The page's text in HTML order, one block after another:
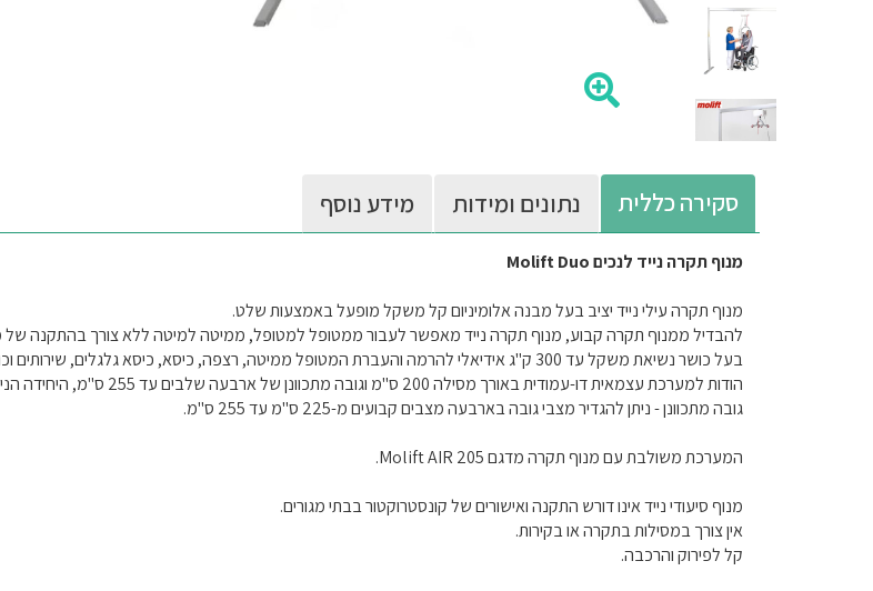
סקירה כללית נתונים ומידות מידע נוסף
מנוף תקרה נייד לנכים Molift Duo
מנוף תקרה עילי נייד יציב בעל מבנה אלומיניום קל משקל מופעל באמצעות שלט.
להבדיל ממנוף תקרה קבוע, מנוף תקרה נייד מאפשר לעבור ממטופל למטופל, ממיטה למיטה ללא צורך בהתקנה של
בעל כושר נשיאת משקל עד 300 ק"ג אידיאלי להרמה והעברת המטופל ממיטה, רצפה, כיסא, כיסא גלגלים, שירותים וכו'.
הודות למערכת עצמאית דו-עמודית באורך מסילה 200 ס"מ וגובה מתכוונן של ארבעה שלבים עד 255 ס"מ, היחידה הניצבת מתאימה לכל גדלי מיטה ומגוון חדרים.
גובה מתכוונן - ניתן להגדיר מצבי גובה בארבעה מצבים קבועים מ-225 ס"מ עד 255 ס"מ.
המערכת משולבת עם מנוף תקרה מדגם Molift AIR 205.
מנוף סיעודי נייד אינו דורש התקנה ואישורים של קונסטרוקטור בבתי מגורים.
אין צורך במסילות בתקרה או בקירות.
קל לפירוק והרכבה.